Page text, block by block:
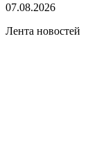
07.08.2026
Лента новостей